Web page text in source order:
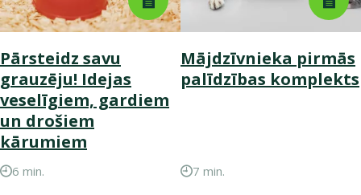
Pārsteidz savu
grauzēju! Idejas
veselīgiem, gardiem
un drošiem
kārumiem
6 min.
Mājdzīvnieka pirmās
palīdzības komplekts
7 min.